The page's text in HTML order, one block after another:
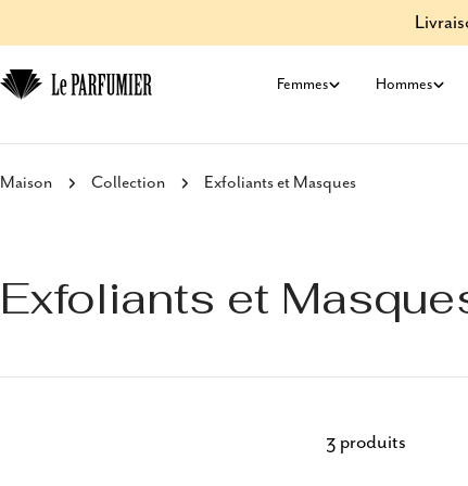
au
contenu
Femmes Hommes
Maison Collection Exfoliants et Masques
Exfoliants et
3 produits